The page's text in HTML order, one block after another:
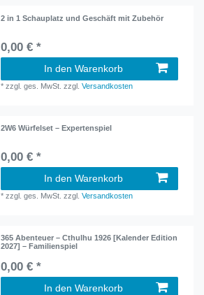
2 in 1 Schauplatz und Geschäft mit Zubehör
0,00 € *
In den Warenkorb
*zzgl. ges. MwSt. zzgl.Versandkosten
2W6 Würfelset – Expertenspiel
0,00 € *
In den Warenkorb
*zzgl. ges. MwSt. zzgl.Versandkosten
365 Abenteuer – Cthulhu 1926 [Kalender Edition
2027] – Familienspiel
0,00 € *
In den Warenkorb